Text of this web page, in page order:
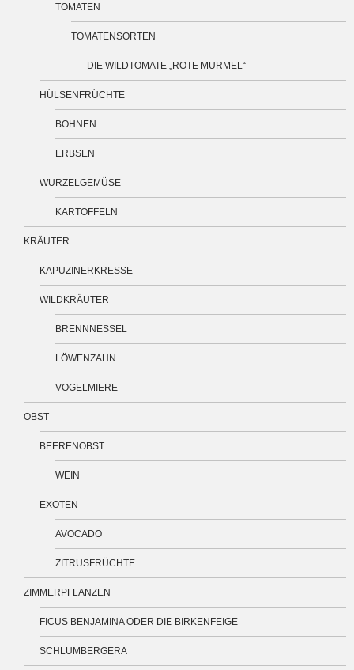
TOMATEN
TOMATENSORTEN
DIE WILDTOMATE „ROTE MURMEL“
HÜLSENFRÜCHTE
BOHNEN
ERBSEN
WURZELGEMÜSE
KARTOFFELN
KRÄUTER
KAPUZINERKRESSE
WILDKRÄUTER
BRENNNESSEL
LÖWENZAHN
VOGELMIERE
OBST
BEERENOBST
WEIN
EXOTEN
AVOCADO
ZITRUSFRÜCHTE
ZIMMERPFLANZEN
FICUS BENJAMINA ODER DIE BIRKENFEIGE
SCHLUMBERGERA